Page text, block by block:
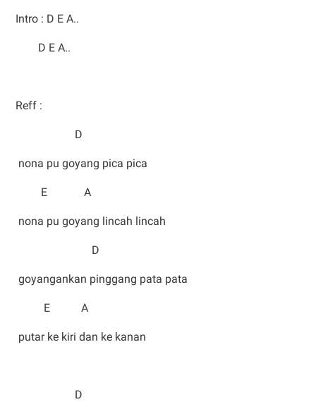
Intro : D E A..
D E A..
Reff :
D
nona pu goyang pica pica
E A
nona pu goyang lincah lincah
D
goyangankan pinggang pata pata
E A
putar ke kiri dan ke kanan
D